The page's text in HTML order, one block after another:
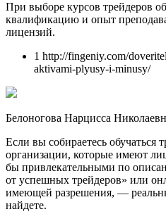
При выборе курсов трейдеров
квалификацию и опыт
лицензий.
1 http://fingeniy.com/
aktivami-plyusy-i-minusy/
Белоногова Нарцисса
Если вы собираетесь обучаться
организации, которые имеют
бы привлекательными по
от успешных трейдеров» или
имеющей разрешения, —
найдете.